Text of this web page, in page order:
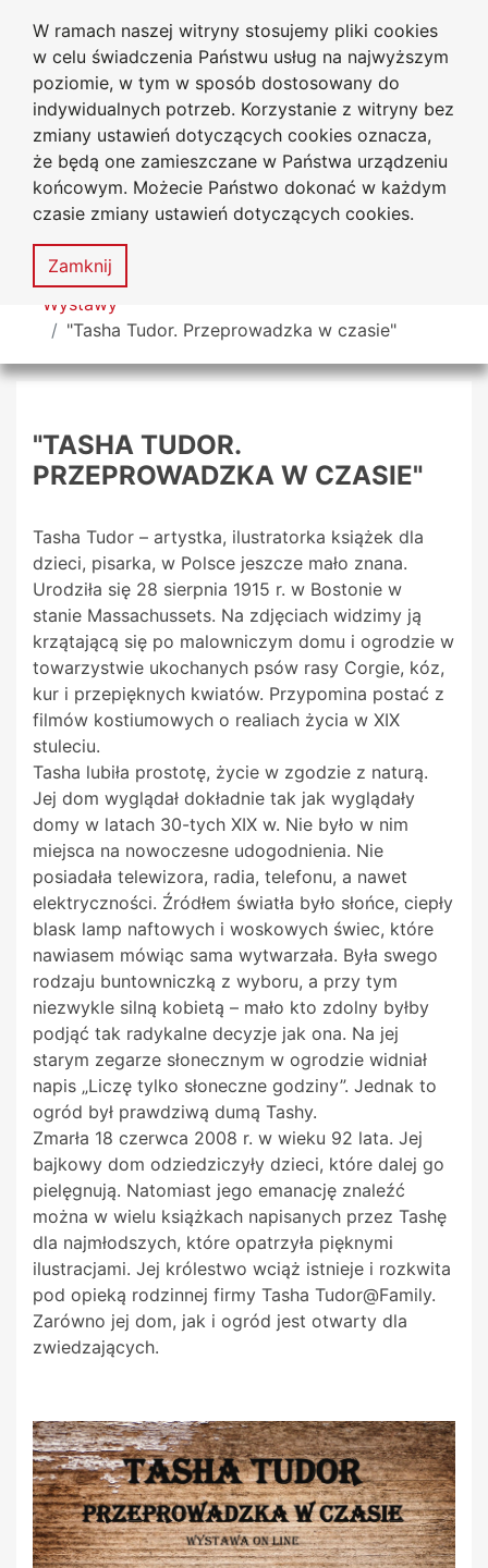
W ramach naszej witryny stosujemy pliki cookies
w celu świadczenia Państwu usług na najwyższym
poziomie, w tym w sposób dostosowany do
indywidualnych potrzeb. Korzystanie z witryny bez
zmiany ustawień dotyczących cookies oznacza,
że będą one zamieszczane w Państwa urządzeniu
końcowym. Możecie Państwo dokonać w każdym
czasie zmiany ustawień dotyczących cookies.
Zamknij
Przejdź do głównego menu
Przejdź do treści
Przejdź do wyszukiwarki
Przejdź do mapy serwisu
Biblioteka Uniwersytecka
Uniwersytetu Jana Długosza
w Częstochowie
Deklaracja
dostępności
Mapa
serwisu
MENU
Tutaj jesteś
Wystawy
"Tasha Tudor. Przeprowadzka w czasie"
"TASHA TUDOR.
PRZEPROWADZKA W CZASIE"
Tasha Tudor – artystka, ilustratorka książek dla
dzieci, pisarka, w Polsce jeszcze mało znana.
Urodziła się 28 sierpnia 1915 r. w Bostonie w
stanie Massachussets. Na zdjęciach widzimy ją
krzątającą się po malowniczym domu i ogrodzie w
towarzystwie ukochanych psów rasy Corgie, kóz,
kur i przepięknych kwiatów. Przypomina postać z
filmów kostiumowych o realiach życia w XIX
stuleciu.
Tasha lubiła prostotę, życie w zgodzie z naturą.
Jej dom wyglądał dokładnie tak jak wyglądały
domy w latach 30-tych XIX w. Nie było w nim
miejsca na nowoczesne udogodnienia. Nie
posiadała telewizora, radia, telefonu, a nawet
elektryczności. Źródłem światła było słońce, ciepły
blask lamp naftowych i woskowych świec, które
nawiasem mówiąc sama wytwarzała. Była swego
rodzaju buntowniczką z wyboru, a przy tym
niezwykle silną kobietą – mało kto zdolny byłby
podjąć tak radykalne decyzje jak ona. Na jej
starym zegarze słonecznym w ogrodzie widniał
napis „Liczę tylko słoneczne godziny”. Jednak to
ogród był prawdziwą dumą Tashy.
Zmarła 18 czerwca 2008 r. w wieku 92 lata. Jej
bajkowy dom odziedziczyły dzieci, które dalej go
pielęgnują. Natomiast jego emanację znaleźć
można w wielu książkach napisanych przez Tashę
dla najmłodszych, które opatrzyła pięknymi
ilustracjami. Jej królestwo wciąż istnieje i rozkwita
pod opieką rodzinnej firmy Tasha Tudor@Family.
Zarówno jej dom, jak i ogród jest otwarty dla
zwiedzających.